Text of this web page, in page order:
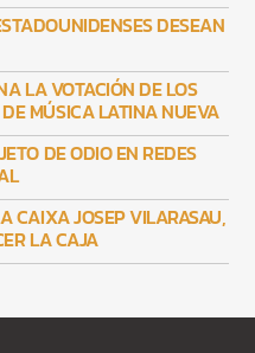
DESEAN
LA VOTACIÓN DE LOS
MÚSICA LATINA NUEVA
DE ODIO EN REDES
CAIXA JOSEP VILARASAU,
LA CAJA